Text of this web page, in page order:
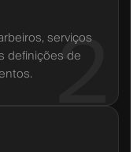
2
serviços
definições de